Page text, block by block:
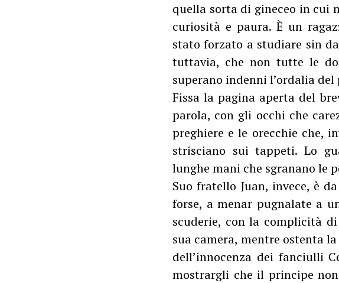
quella sorta di gineceo in cui
curiosità e paura. È un
stato forzato a studiare sin
tuttavia, che non tutte le
superano indenni l’ordalia del
Fissa la pagina aperta del
parola, con gli occhi che
preghiere e le orecchie che,
strisciano sui tappeti. Lo
lunghe mani che sgranano le
Suo fratello Juan, invece, è
forse, a menar pugnalate a
scuderie, con la complicità
sua camera, mentre ostenta
dell’innocenza dei fanciulli
mostrargli che il principe